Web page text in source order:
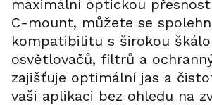
maximální optickou
C-mount, můžete se
kompatibilitu s širokou
osvětlovačů, filtrů a
zajišťuje optimální jas a
vaši aplikaci bez ohledu na